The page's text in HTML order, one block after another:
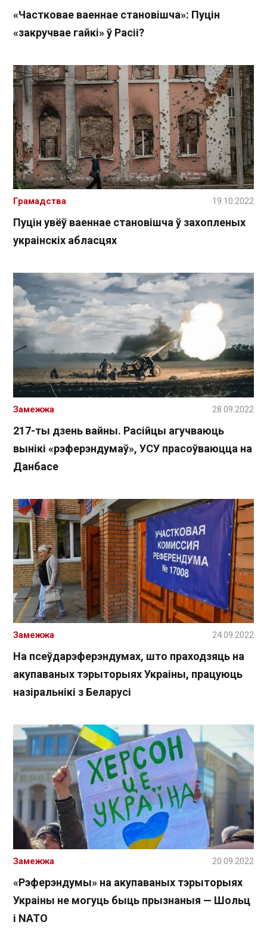
«Частковае ваеннае становішча»: Пуцін
«закручвае гайкі» ў Расіі?
Пуцін увёў ваеннае становішча ў захопленых
украінскіх абласцях
Грамадства 19.10.2022
217-ты дзень вайны. Расійцы агучваюць
вынікі «рэферэндумаў», УСУ прасоўваюцца на
Данбасе
Замежжа 28.09.2022
На псеўдарэферэндумах, што праходзяць на
акупаваных тэрыторыях Украіны, працуюць
назіральнікі з Беларусі
Замежжа 24.09.2022
«Рэферэндумы» на акупаваных тэрыторыях
Украіны не могуць быць прызнаныя — Шольц
і NАТО
Замежжа 20.09.2022